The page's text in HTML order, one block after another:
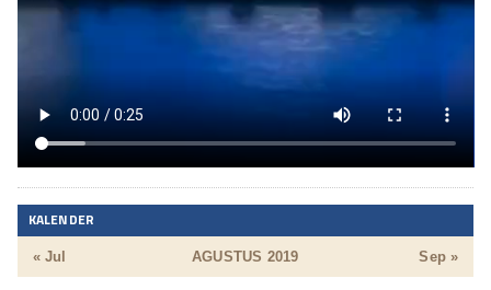
KALENDER
AGUSTUS 2019
« Jul Sep »